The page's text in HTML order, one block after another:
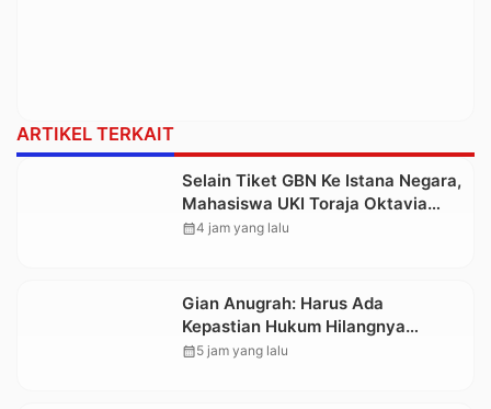
ARTIKEL TERKAIT
Selain Tiket GBN Ke Istana Negara,
Mahasiswa UKI Toraja Oktavia
juga Lolos ke Pekan Seni
calendar_month4 jam yang lalu
Gian Anugrah: Harus Ada
Kepastian Hukum Hilangnya
Stoner, Agar Keluarga tidak Larut
calendar_month5 jam yang lalu